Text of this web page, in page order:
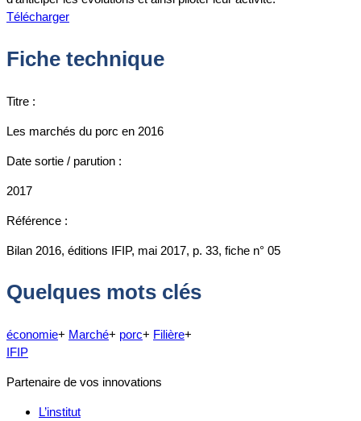
Télécharger
Fiche technique
Titre :
Les marchés du porc en 2016
Date sortie / parution :
2017
Référence :
Bilan 2016, éditions IFIP, mai 2017, p. 33, fiche n° 05
Quelques mots clés
économie+ Marché+ porc+ Filière+
IFIP
Partenaire de vos innovations
L’institut